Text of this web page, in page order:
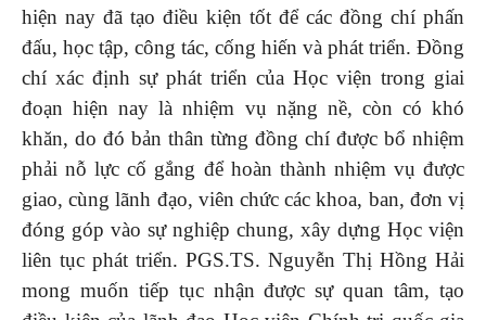
hiện nay đã tạo điều kiện tốt để các đồng chí phấn
đấu, học tập, công tác, cống hiến và phát triển. Đồng
chí xác định sự phát triển của Học viện trong giai
đoạn hiện nay là nhiệm vụ nặng nề, còn có khó
khăn, do đó bản thân từng đồng chí được bổ nhiệm
phải nỗ lực cố gắng để hoàn thành nhiệm vụ được
giao, cùng lãnh đạo, viên chức các khoa, ban, đơn vị
đóng góp vào sự nghiệp chung, xây dựng Học viện
liên tục phát triển. PGS.TS. Nguyễn Thị Hồng Hải
mong muốn tiếp tục nhận được sự quan tâm, tạo